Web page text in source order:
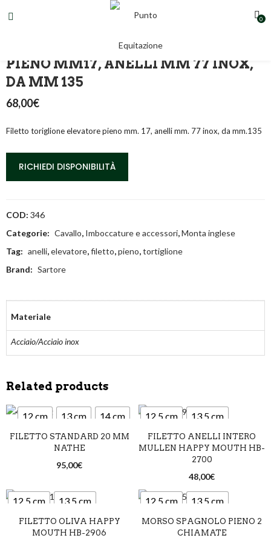
0
FILETTO TORTIGLIONE ELEVATORE
PIENO MM17, ANELLI MM 77 INOX,
DA MM 135
68,00€
Filetto toriglione elevatore pieno mm. 17, anelli mm. 77 inox, da mm.135
RICHIEDI DISPONIBILITÀ
COD: 346
Categorie: Cavallo, Imboccature e accessori,Monta inglese
Tag: anelli,elevatore,filetto,pieno,tortiglione
Brand: Sartore
Materiale
Acciaio/Acciaio inox
Related products
12 cm 13 cm 14 cm
FILETTO STANDARD 20 MM
NATHE
95,00€
12,5 cm
13,5 cm
14,5 cm
FILETTO ANELLI INTERO
MULLEN HAPPY MOUTH HB-
2700
48,00€
12,5 cm
13,5 cm
14,5 cm
FILETTO OLIVA HAPPY
MOUTH HB-2906
12,5 cm
13,5 cm
14,5 cm
MORSO SPAGNOLO PIENO 2
CHIAMATE